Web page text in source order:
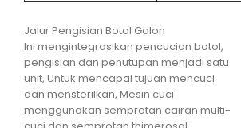
Jalur Pengisian Botol Galon
Ini mengintegrasikan pencucian botol,
pengisian dan penutupan menjadi satu
unit, Untuk mencapai tujuan mencuci
dan mensterilkan, Mesin cuci
menggunakan semprotan cairan multi-